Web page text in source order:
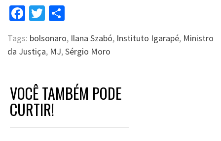
Facebook
Twitter
Tags: bolsonaro, Ilana Szabó, Instituto Igarapé, Ministro
da Justiça, MJ,Sérgio Moro
VOCÊ TAMBÉM PODE
CURTIR!